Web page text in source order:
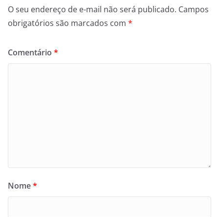
O seu endereço de e-mail não será publicado. Campos
obrigatórios são marcados com *
Comentário *
Nome*